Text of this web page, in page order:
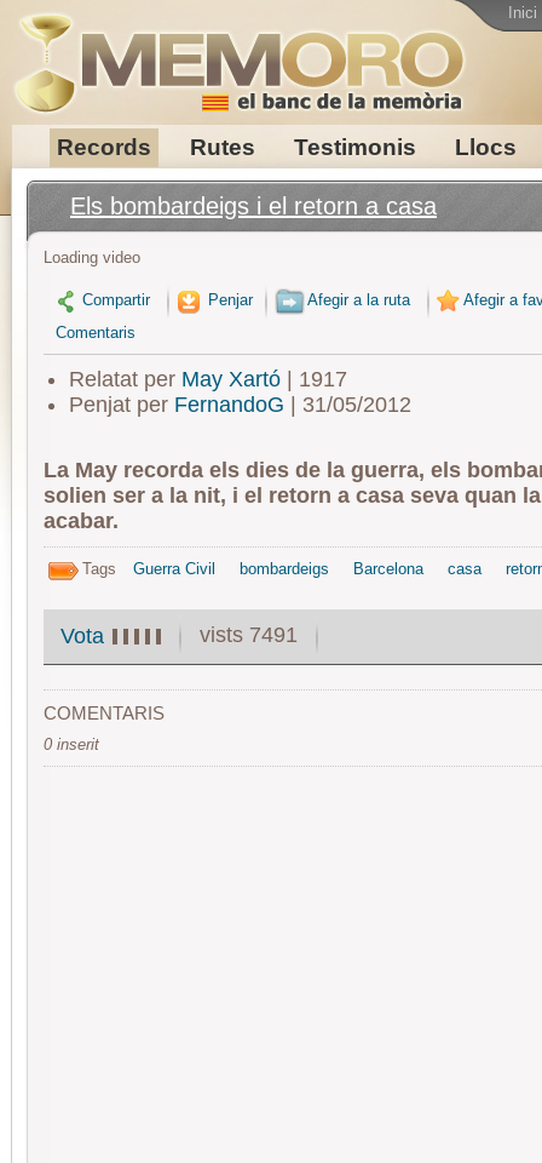
Records Rutes Testimonis Llocs
Inici
Els bombardeigs i el retorn a casa
Loading video
Compartir Penjar Afegir a la ruta
Afegir a
Comentaris
Relatat per May Xartó| 1917
Penjat per FernandoG | 31/05/2012
La May recorda els dies de la guerra, els
solien ser a la nit, i el retorn a casa seva quan
acabar.
Tags Guerra Civil bombardeigs Barcelona casa
Vota vists 7491
COMENTARIS
0 inserit